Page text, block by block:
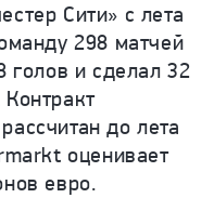
Сити» с лета
298 матчей
голов и сделал 32
до лета
оценивает
евро.